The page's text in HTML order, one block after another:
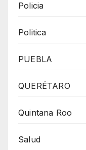
Policia
Politica
PUEBLA
QUERÉTARO
Quintana Roo
Salud